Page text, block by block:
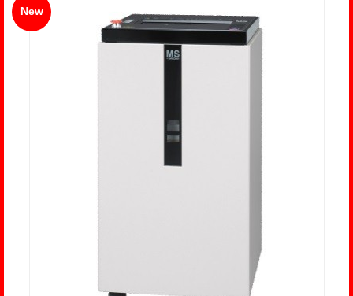
OA機器・事務機
オフィス作り導入事例
New